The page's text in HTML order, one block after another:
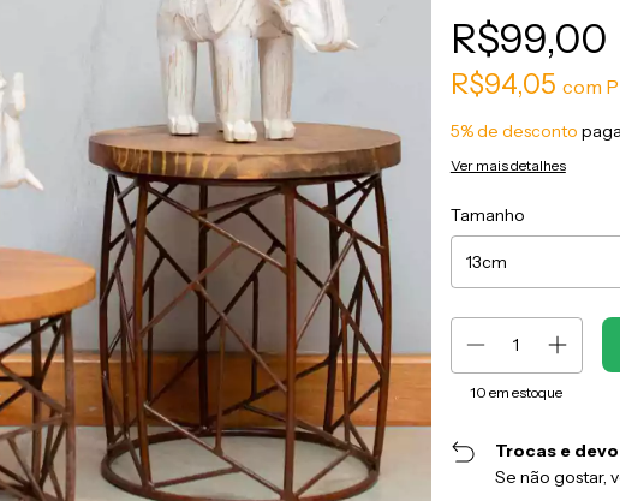
R$99,00
R$94,05 com
5% de desconto
Ver mais detalhes
Tamanho
10 em estoque
Trocas e
Se não gostar,